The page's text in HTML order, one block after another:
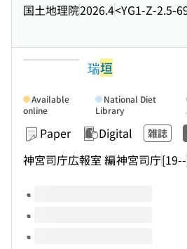
国土地理院2026.4<YG1-Z-2.5-
瑞垣
Paper Digital 雑誌
神宮司庁広報室 編神宮司庁
Available
online
National Diet
Library
Volumes of this title